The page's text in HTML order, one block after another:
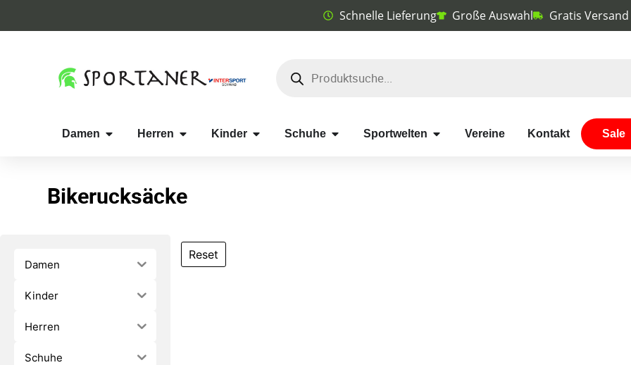
Schnelle Lieferung Große Auswahl Gratis
Damen Herren Kinder Schuhe Sportwelten Vereine Kontakt Sale
Bikerucksäcke
Damen
Kinder
Herren
Schuhe
Reset